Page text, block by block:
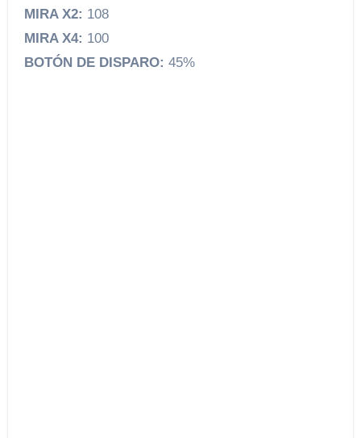
MIRA X2: 108
MIRA X4: 100
BOTÓN DE DISPARO: 45%